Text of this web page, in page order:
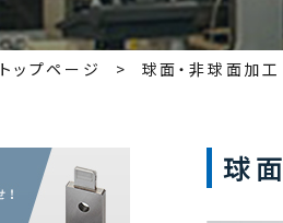
トップページ 球面・非球面加工
球